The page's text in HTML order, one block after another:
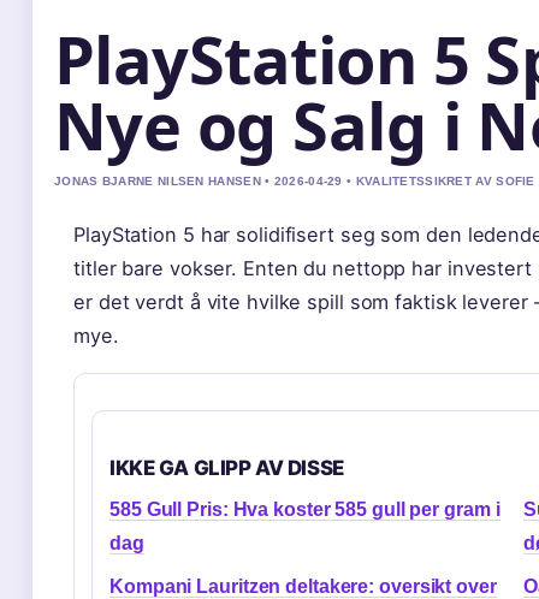
PlayStation 5
Nye og Salg i
JONAS BJARNE NILSEN HANSEN • 2026-04-29 • KVALITETSSIKRET AV SOFIE
PlayStation 5 har solidifisert seg som den
titler bare vokser. Enten du nettopp har
er det verdt å vite hvilke spill som faktisk leverer
mye.
IKKE GA GLIPP AV DISSE
585 Gull Pris: Hva koster 585 gull per gram i
dag
Kompani Lauritzen deltakere: oversikt over